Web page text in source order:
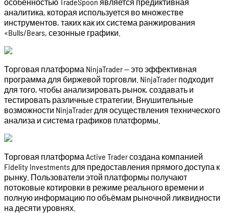
аналитика, которая используется во множестве
инструментов, таких как их система ранжирования
«Bulls/Bears, сезонные графики.
Торговая платформа NinjaTrader — это эффективная
программа для биржевой торговли. NinjaTrader подходит
для того, чтобы анализировать рынок, создавать и
тестировать различные стратегии. Внушительные
возможности NinjaTrader для осуществления технического
анализа и система графиков платформы.
Торговая платформа Active Trader создана компанией
Fidelity Investments для предоставления прямого доступа к
рынку. Пользователи этой платформы получают
потоковые котировки в режиме реального времени и
полную информацию по объёмам рыночной ликвидности
на десяти уровнях.